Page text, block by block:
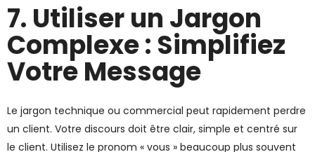
7. Utiliser un Jargon
Complexe : Simplifiez
Votre Message
Le jargon technique ou commercial peut rapidement perdre
un client. Votre discours doit être clair, simple et centré sur
le client. Utilisez le pronom « vous » beaucoup plus souvent